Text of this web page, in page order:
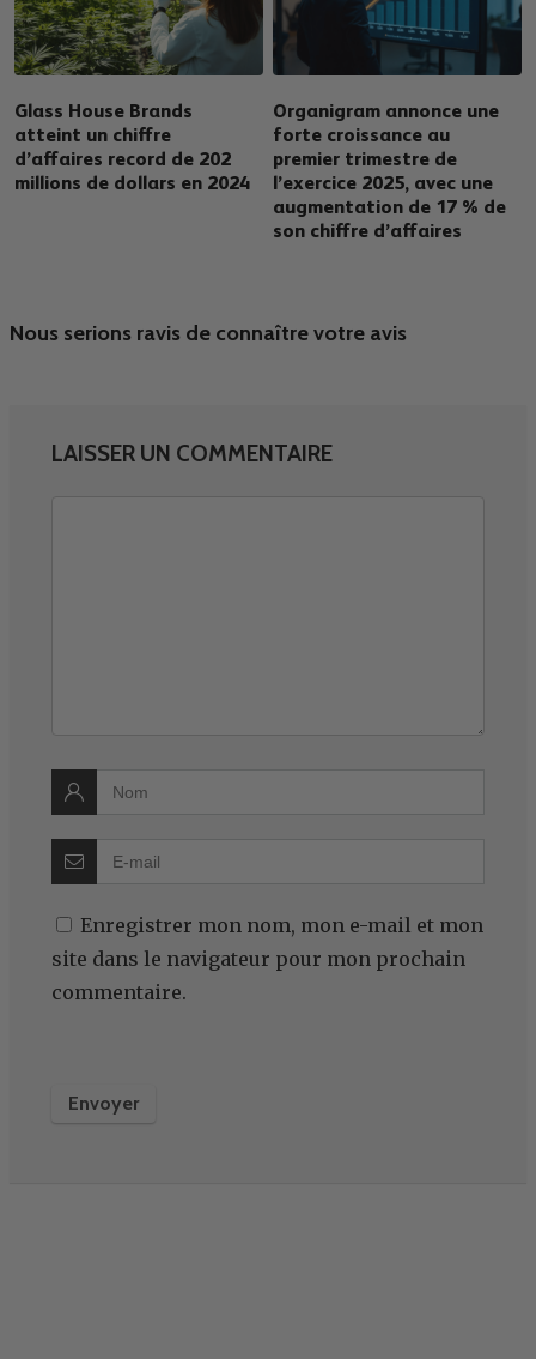
Glass House Brands
atteint un chiffre
d’affaires record de 202
millions de dollars en 2024
Organigram annonce une
forte croissance au
premier trimestre de
l’exercice 2025, avec une
augmentation de 17 % de
son chiffre d’affaires
Nous serions ravis de connaître votre avis
LAISSER UN COMMENTAIRE
Enregistrer mon nom, mon e-mail et mon
site dans le navigateur pour mon prochain
commentaire.